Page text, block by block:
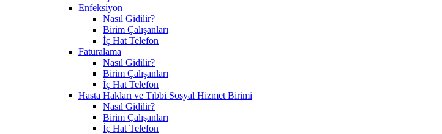
Enfeksiyon
Nasıl Gidilir?
Birim Çalışanları
İç Hat Telefon
Faturalama
Nasıl Gidilir?
Birim Çalışanları
İç Hat Telefon
Hasta Hakları ve Tıbbi Sosyal Hizmet Birimi
Nasıl Gidilir?
Birim Çalışanları
İç Hat Telefon